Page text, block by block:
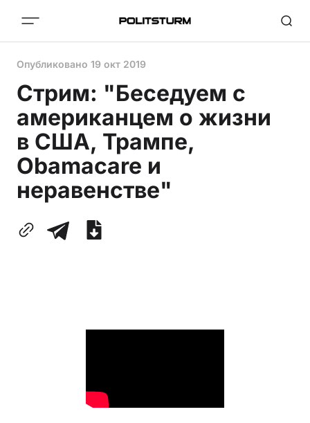
Опубликовано 19 окт 2019
Стрим: "Беседуем с
американцем о жизни
в США, Трампе,
Obamacare и
неравенстве"